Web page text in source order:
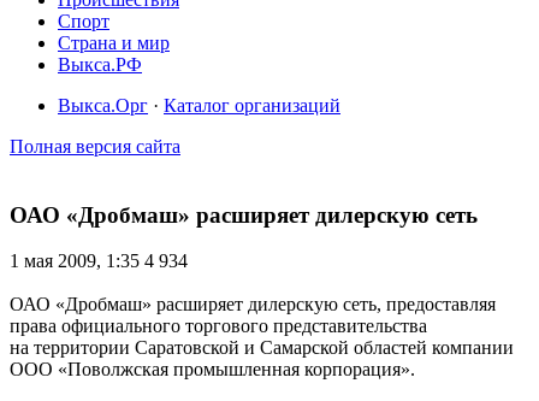
Спорт
Страна и мир
Выкса.РФ
Выкса.Орг · Каталог организаций
Полная версия сайта
ОАО «Дробмаш» расширяет дилерскую сеть
1 мая 2009, 1:35 4 934
ОАО «Дробмаш» расширяет дилерскую сеть, предоставляя
права официального торгового представительства
на территории Саратовской и Самарской областей компании
ООО «Поволжская промышленная корпорация».